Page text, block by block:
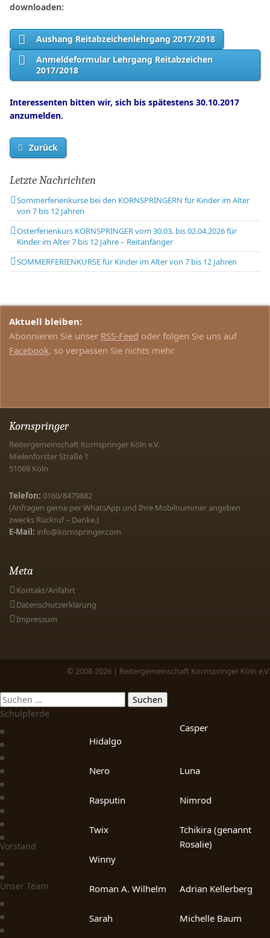
downloaden:
Aushang Reitabzeichenlehrgang 2017/2018
Anmeldeformular Lehrgang Reitabzeichen
2017/2018
Interessenten bitten wir, sich bis spätestens 30.10.2017
anzumelden.
Zurück
Letzte Nachrichten
Sommerferienkurse bei den KORNSPRINGERN für Kinder im Alter
von 7 bis 12 Jahren
Osterferienkurs KORNSPRINGER vom 30.03. bis 02.04.2026 für
Kinder im Alter 7 bis 12 Jahre – Reitanfänger
SOMMERFERIENKURSE für Kinder im Alter von 7 bis 12 Jahren
Aktuell bleiben:
Abonnieren Sie unser RSS-Feed oder folgen Sie uns auf
Facebook, so verpassen Sie nichts mehr.
Kornspringer
Reitergemeinschaft Kornspringer Köln e.V.
Mielenforster Straße 1
51069 Köln
Telefon: 0160/8479882
(Anfragen gerne per WhatsApp und Ihre Mobilnummer angeben
zwecks Rückruf – Danke.)
E-Mail: info@kornspringer.com
Meta
Kontakt/Anfahrt
Datenschutzerklärung
Impressum
© 2008-2026 | Reitergemeinschaft Kornspringer Köln e.V.
Schulpferde
Casper
Hidalgo
Luna
Nero
Nimrod
Rasputin
Tchikira (genannt
Rosalie)
Twix
Winny
Vorstand
Adrian Kellerberg
Roman A. Wilhelm
Unser Team
Michelle Baum
Sarah